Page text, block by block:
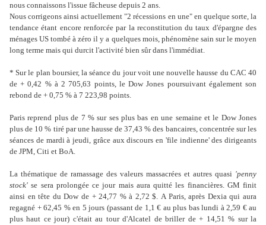
nous connaissons l'issue fâcheuse depuis 2 ans.
Nous corrigeons ainsi actuellement "2 récessions en une" en quelque sorte, la
tendance étant encore renforcée par la reconstitution du taux d'épargne des
ménages US tombé à zéro il y a quelques mois, phénomène sain sur le moyen
long terme mais qui durcit l'activité bien sûr dans l'immédiat.
* Sur le plan boursier, la séance du jour voit une nouvelle hausse du CAC 40
de + 0,42 % à 2 705,63 points, le Dow Jones poursuivant également son
rebond de + 0,75 % à 7 223,98 points.
Paris reprend plus de 7 % sur ses plus bas en une semaine et le Dow Jones
plus de 10 % tiré par une hausse de 37,43 % des bancaires, concentrée sur les
séances de mardi à jeudi, grâce aux discours en 'file indienne' des dirigeants
de JPM, Citi et BoA.
La thématique de ramassage des valeurs massacrées et autres quasi 'penny
stock' se sera prolongée ce jour mais aura quitté les financières. GM finit
ainsi en tête du Dow de + 24,77 % à 2,72 $. A Paris, après Dexia qui aura
regagné + 62,45 % en 5 jours (passant de 1,1 € au plus bas lundi à 2,59 € au
plus haut ce jour) c'était au tour d'Alcatel de briller de + 14,51 % sur la